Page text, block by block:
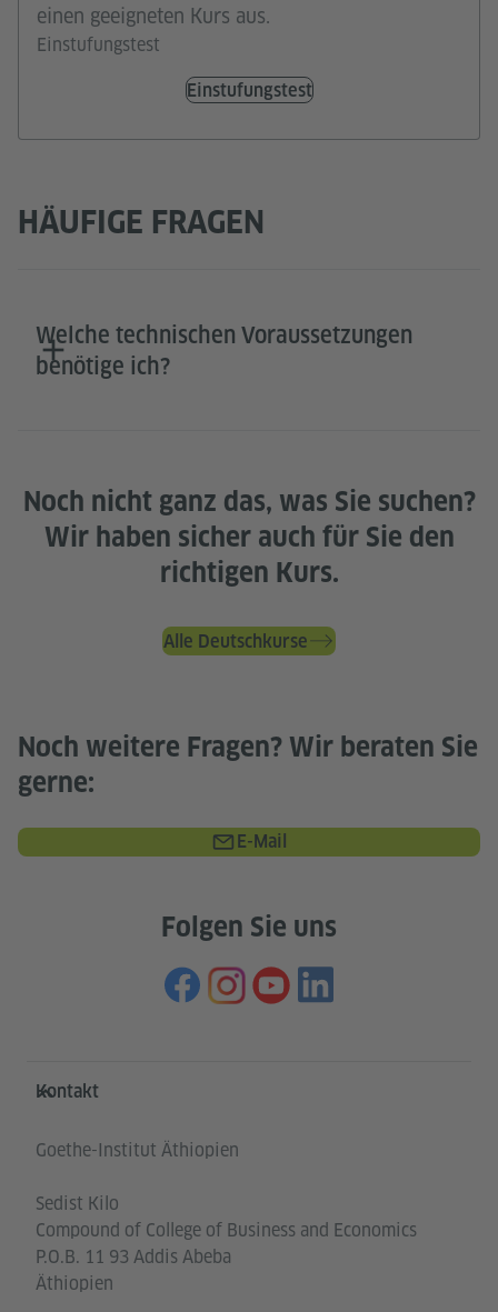
einen geeigneten Kurs aus.
Einstufungstest
Einstufungstest
HÄUFIGE FRAGEN
Welche technischen Voraussetzungen
benötige ich?
Noch nicht ganz das, was Sie suchen?
Wir haben sicher auch für Sie den
richtigen Kurs.
Alle Deutschkurse
Noch weitere Fragen? Wir beraten Sie
gerne:
E-Mail
Folgen Sie uns
Service- und Informationsbereich
Kontakt
Goethe-Institut Äthiopien
Sedist Kilo
Compound of College of Business and Economics
P.O.B. 11 93 Addis Abeba
Äthiopien